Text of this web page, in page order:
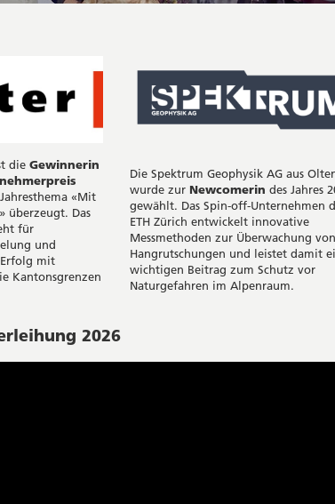
die Gewinnerin
«Mit
überzeugt. Das
für
und
mit
Kantonsgrenzen
Die Spektrum Geophysik AG aus
wurde zur Newcomerin des Jahres
gewählt. Das Spin-off-Unternehmen
ETH Zürich entwickelt innovative
Messmethoden zur Überwachung von
Hangrutschungen und leistet damit
wichtigen Beitrag zum Schutz vor
Naturgefahren im Alpenraum.
2026